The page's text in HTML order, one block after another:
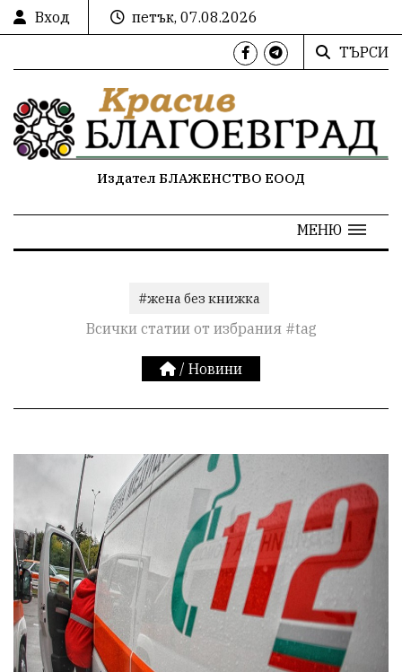
Вход
петък, 07.08.2026
ТЪРСИ
Издател БЛАЖЕНСТВО ЕООД
МЕНЮ
#жена без книжка
Всички статии от избрания #tag
/ Новини